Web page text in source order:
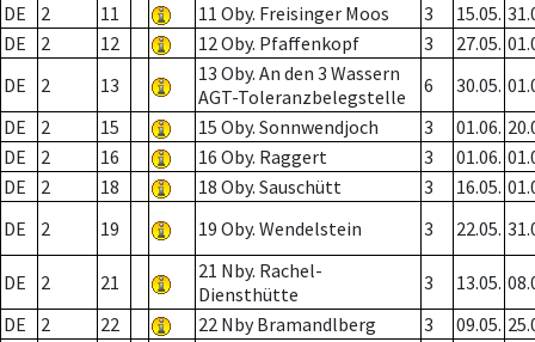
DE
2 11 11 Oby. Freisinger Moos 3 15.05.
DE
2 12 12 Oby. Pfaffenkopf 3 27.05.
DE
2 13
13 Oby. An den 3 Wassern
AGT-Toleranzbelegstelle
6 30.05.
DE
2 15 15 Oby. Sonnwendjoch 3 01.06.
DE
2 16 16 Oby. Raggert 3 01.06.
DE
2 18 18 Oby. Sauschütt 3 16.05.
DE
2 19 19 Oby. Wendelstein 3 22.05.
DE 2 21
21 Nby. Rachel-
Diensthütte
3 13.05.
DE
2 22 22 Nby Bramandlberg 3 09.05.